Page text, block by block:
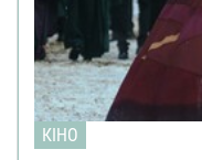
КІНО